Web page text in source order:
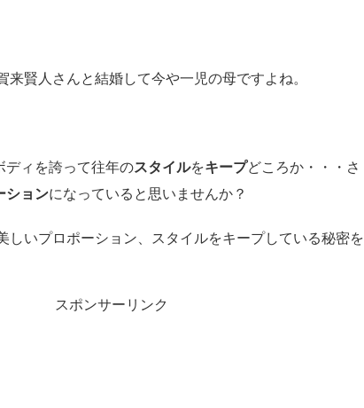
来賢人さんと結婚して今や一児の母ですよね。
ディを誇って往年のスタイルをキープどころか・・・さ
ションになっていると思いませんか？
しいプロポーション、スタイルをキープしている秘密を
スポンサーリンク